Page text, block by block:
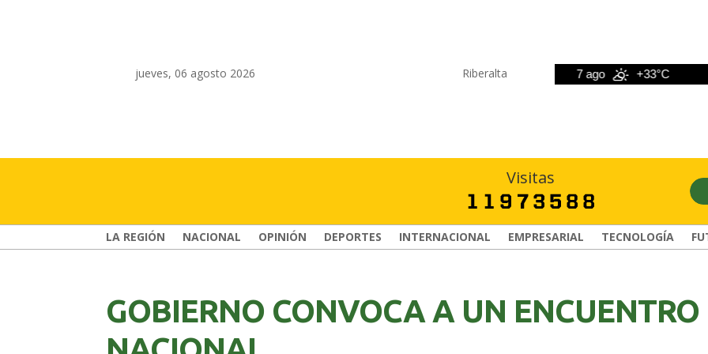
jueves, 06 agosto 2026 Riberalta
+33°C 7 ago +33°C
Visitas
LA REGIÓN NACIONAL OPINIÓN DEPORTES INTERNACIONAL EMPRESARIAL TECNOLOGÍA
GOBIERNO CONVOCA A UN ENCUENTRO